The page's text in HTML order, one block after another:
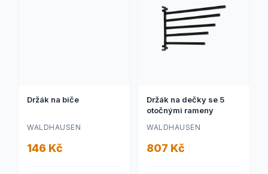
Držák na biče
WALDHAUSEN
146 Kč
Držák na dečky se 5
otočnými rameny
WALDHAUSEN
807 Kč